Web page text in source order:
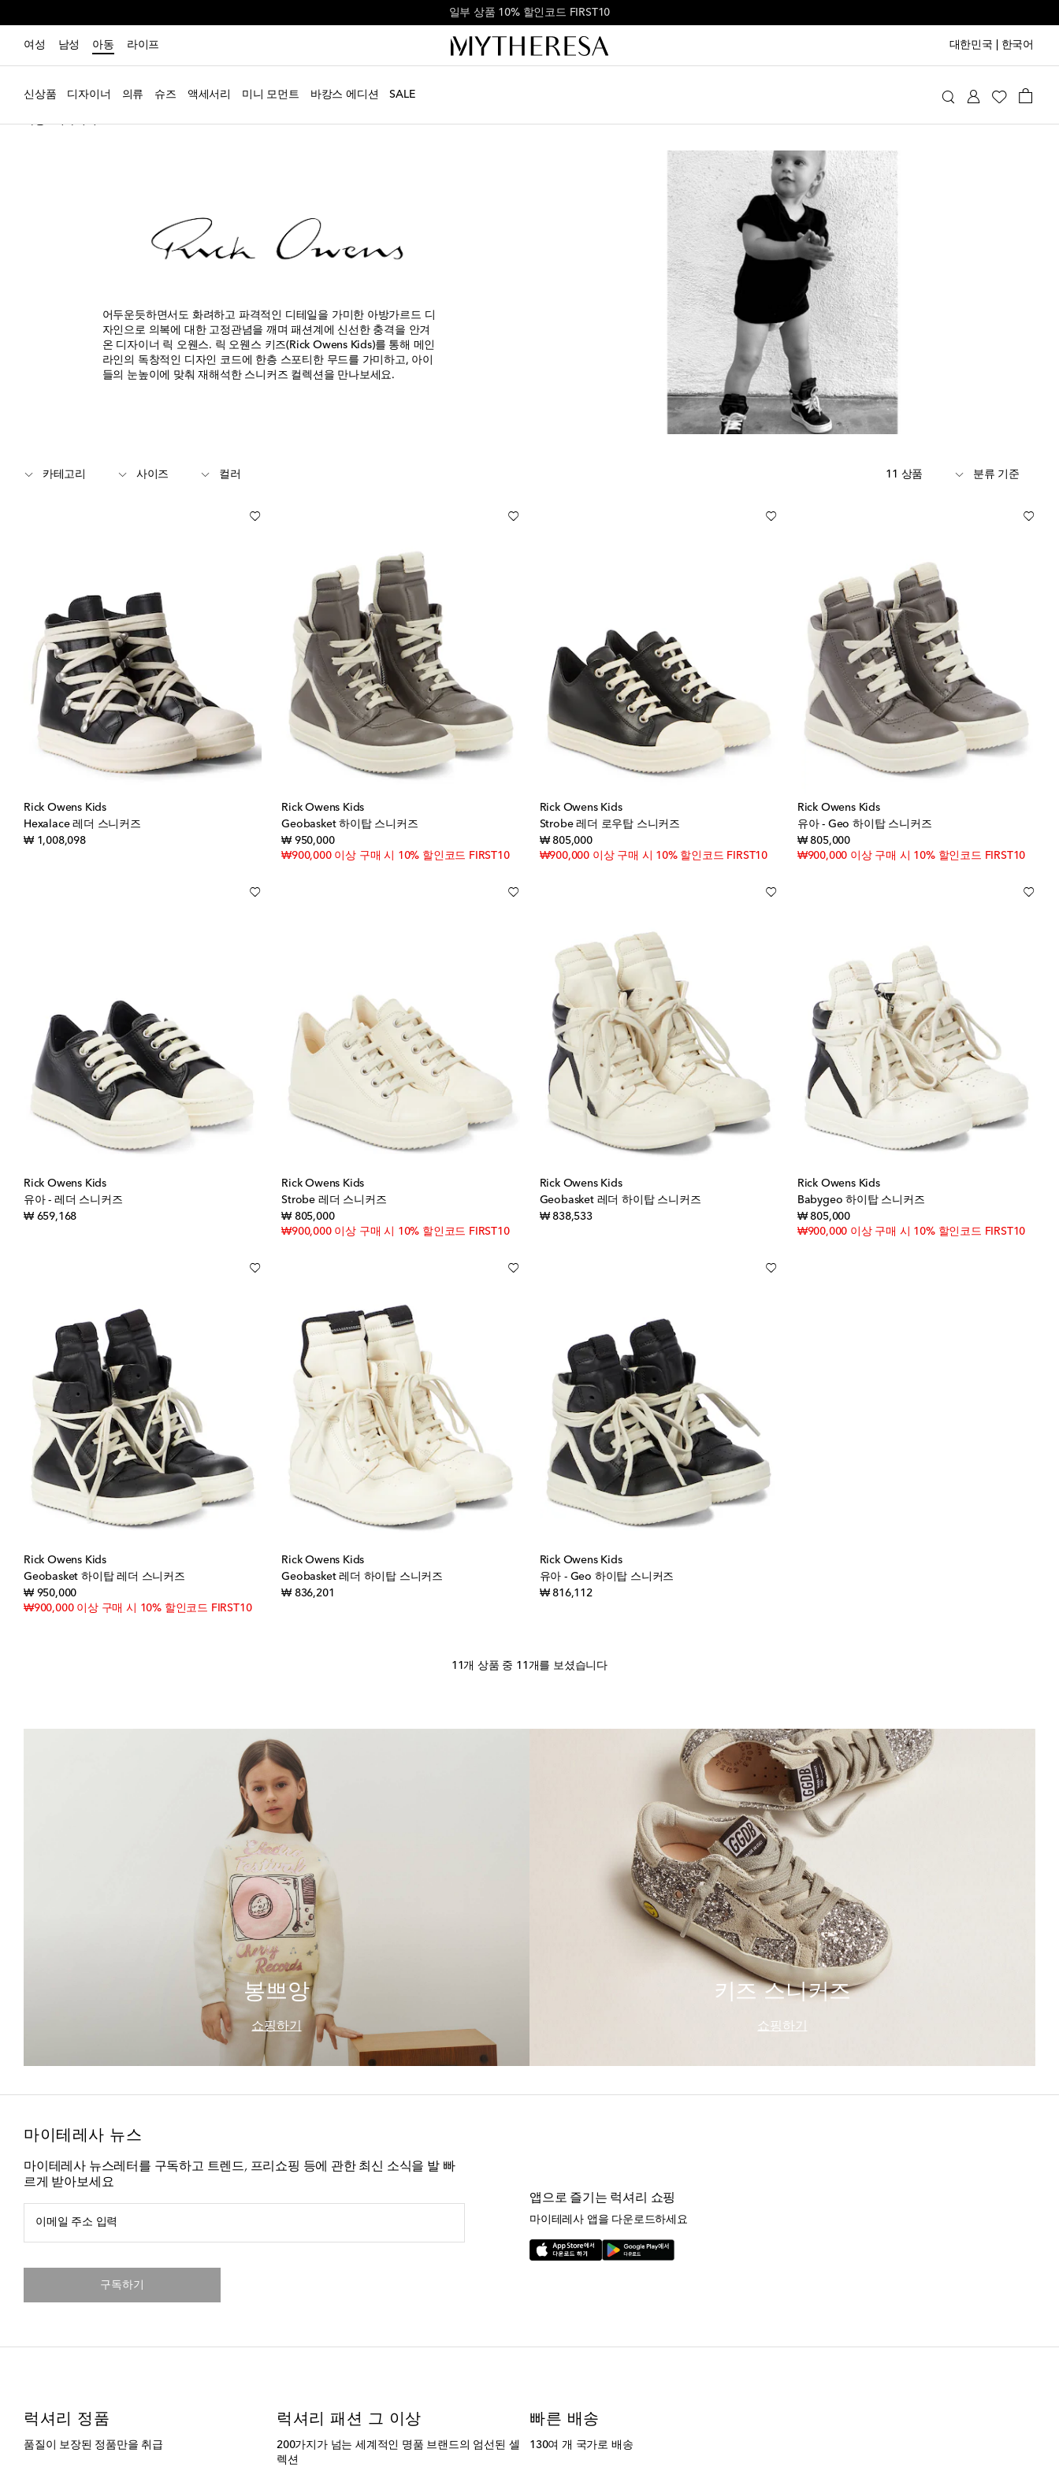
첫 주문 ₩900,000 이상 결제 시 10% 할인
여성 남성 아동 라이프 대한민국 한국어
신상품 디자이너 의류 슈즈 액세서리 미니 모먼트 바캉스 에디션 SALE
어두운듯하면서도 화려하고 파격적인 디테일을 가미한 아방가르드 디
자인으로 의복에 대한 고정관념을 깨며 패션계에 신선한 충격을 안겨
온 디자이너 릭 오웬스. 릭 오웬스 키즈(Rick Owens Kids)를 통해 메인
라인의 독창적인 디자인 코드에 한층 스포티한 무드를 가미하고, 아이
들의 눈높이에 맞춰 재해석한 스니커즈 컬렉션을 만나보세요.
카테고리 사이즈 컬러 11 상품 분류 기준
Rick Owens Kids
Hexalace 레더 스니커즈
₩ 1,008,098original price
Rick Owens Kids
Geobasket 하이탑 스니커즈
₩ 950,000original price
₩900,000 이상 구매 시 10% 할인코드 FIRST10
Rick Owens Kids
Strobe 레더 로우탑 스니커즈
₩ 805,000original price
₩900,000 이상 구매 시 10% 할인코드 FIRST10
Rick Owens Kids
유아 - Geo 하이탑 스니커즈
₩ 805,000original price
₩900,000 이상 구매 시 10% 할인코드 FIRST10
Rick Owens Kids
유아 - 레더 스니커즈
₩ 659,168original price
Rick Owens Kids
Strobe 레더 스니커즈
₩ 805,000original price
₩900,000 이상 구매 시 10% 할인코드 FIRST10
Rick Owens Kids
Geobasket 레더 하이탑 스니커즈
₩ 838,533original price
Rick Owens Kids
Babygeo 하이탑 스니커즈
₩ 805,000original price
₩900,000 이상 구매 시 10% 할인코드 FIRST10
Rick Owens Kids
Geobasket 하이탑 레더 스니커즈
₩ 950,000original price
₩900,000 이상 구매 시 10% 할인코드 FIRST10
Rick Owens Kids
Geobasket 레더 하이탑 스니커즈
₩ 836,201original price
Rick Owens Kids
유아 - Geo 하이탑 스니커즈
₩ 816,112original price
11개 상품 중 11개를 보셨습니다
봉쁘앙
쇼핑하기
키즈 스니커즈
쇼핑하기
마이테레사 뉴스
마이테레사 뉴스레터를 구독하고 트렌드, 프리쇼핑 등에 관한 최신 소식을 발 빠
르게 받아보세요
이메일 주소 입력
구독하기
앱으로 즐기는 럭셔리 쇼핑
마이테레사 앱을 다운로드하세요
럭셔리 정품
품질이 보장된 정품만을 취급
럭셔리 패션 그 이상
200가지가 넘는 세계적인 명품 브랜드의 엄선된 셀
렉션
빠른 배송
130여 개 국가로 배송